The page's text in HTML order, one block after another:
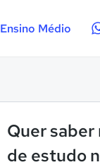
Ensino Médio
Quer saber
de estudo